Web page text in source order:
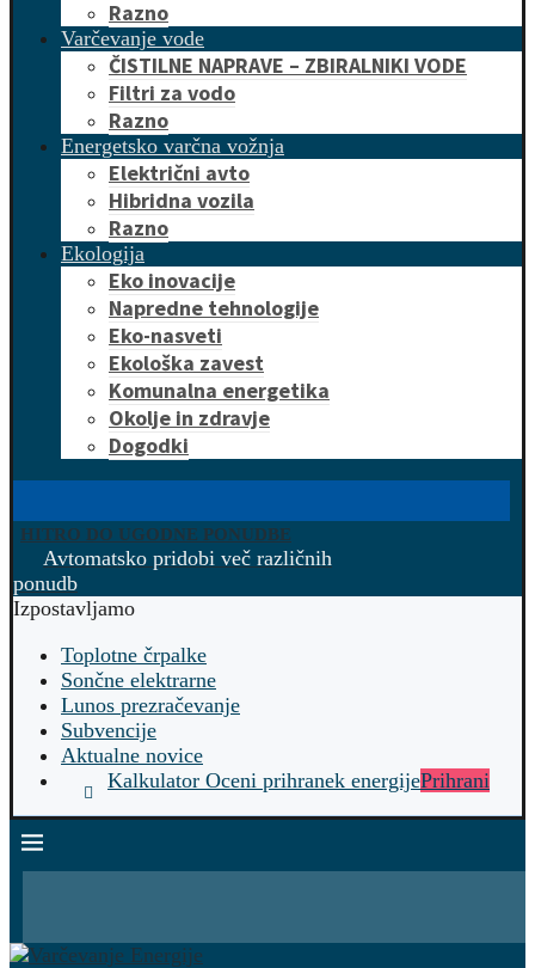
Razno
Varčevanje vode
ČISTILNE NAPRAVE – ZBIRALNIKI VODE
Filtri za vodo
Razno
Energetsko varčna vožnja
Električni avto
Hibridna vozila
Razno
Ekologija
Eko inovacije
Napredne tehnologije
Eko-nasveti
Ekološka zavest
Komunalna energetika
Okolje in zdravje
Dogodki
HITRO DO UGODNE PONUDBE
Avtomatsko pridobi več različnih
ponudb
Izpostavljamo
Toplotne črpalke
Sončne elektrarne
Lunos prezračevanje
Subvencije
Aktualne novice
Kalkulator Oceni prihranek energijePrihrani